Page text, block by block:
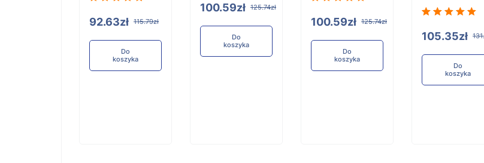
92.63zł 115.79zł
Do
koszyka
100.59zł 125.74zł
Do
koszyka
100.59zł 125.74zł
Do
koszyka
105.35zł
Do
koszyka